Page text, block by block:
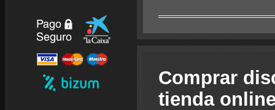
Comprar
tienda